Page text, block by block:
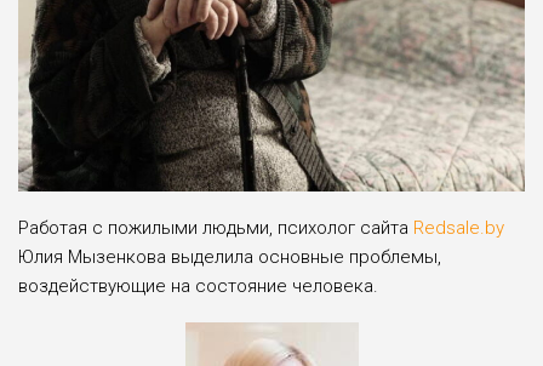
Работая с пожилыми людьми, психолог сайта Redsale.by
Юлия Мызенкова выделила основные проблемы,
воздействующие на состояние человека.